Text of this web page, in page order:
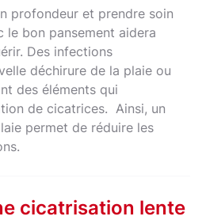
profondeur et prendre soin
le bon pansement aidera
Des infections
déchirure de la plaie ou
des éléments qui
de cicatrices. Ainsi, un
permet de réduire les
cicatrisation lente